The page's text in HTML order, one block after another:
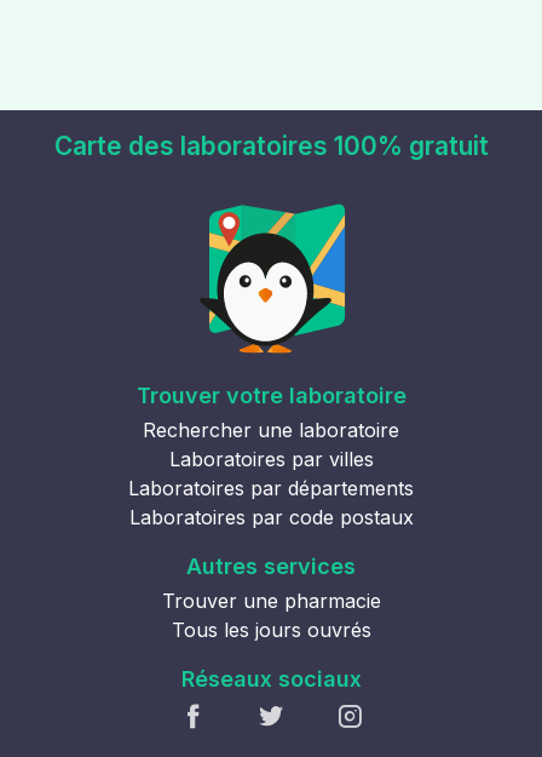
Carte des laboratoires 100% gratuit
Trouver votre laboratoire
Rechercher une laboratoire
Laboratoires par villes
Laboratoires par départements
Laboratoires par code postaux
Autres services
Trouver une pharmacie
Tous les jours ouvrés
Réseaux sociaux